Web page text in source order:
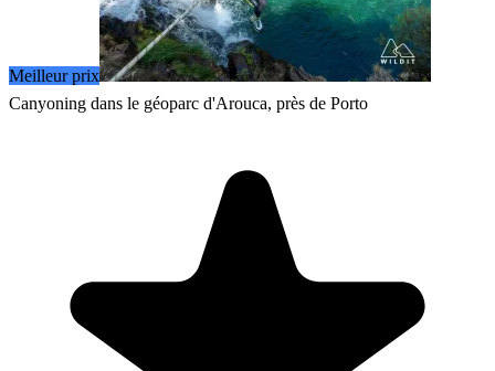
Meilleur prix
Canyoning dans le géoparc d'Arouca, près de Porto